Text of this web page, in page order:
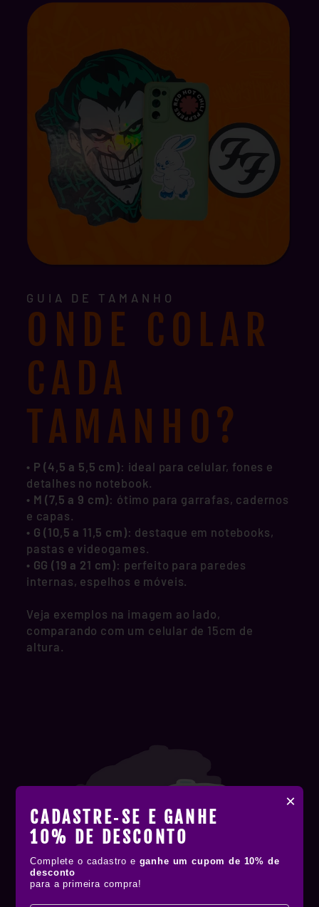
×
CADASTRE‑SE E GANHE
10% DE DESCONTO
Complete o cadastro e ganhe um cupom de 10% de
desconto
para a primeira compra!
GUIA DE TAMANHO
ONDE COLAR
CADA
TAMANHO?
• P (4,5 a 5,5 cm): ideal para celular, fones e
detalhes no notebook.
• M (7,5 a 9 cm): ótimo para garrafas, cadernos
e capas.
• G (10,5 a 11,5 cm): destaque em notebooks,
pastas e videogames.
• GG (19 a 21 cm): perfeito para paredes
internas, espelhos e móveis.
Veja exemplos na imagem ao lado,
comparando com um celular de 15cm de
altura.